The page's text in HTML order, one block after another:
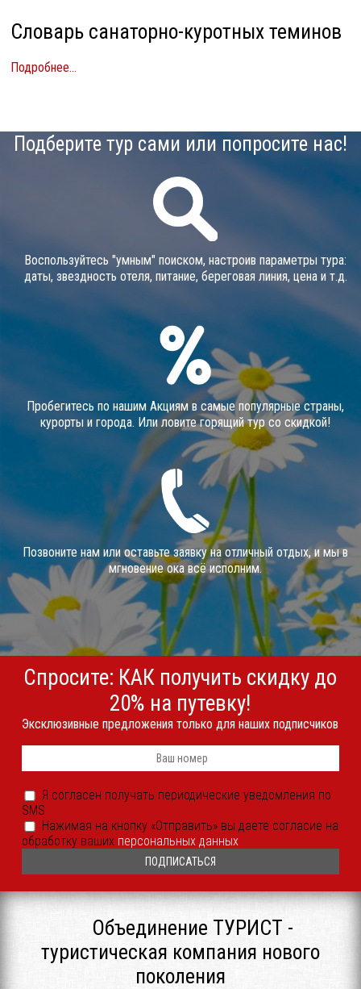
Словарь санаторно-куротных теминов
Подробнее...
Подберите тур сами или попросите нас!
Воспользуйтесь "умным" поиском, настроив параметры тура:
даты, звездность отеля, питание, береговая линия, цена и т.д.
Пробегитесь по нашим Акциям в самые популярные страны,
курорты и города. Или ловите горящий тур со скидкой!
Позвоните нам или оставьте заявку на отличный отдых, и мы в
мгновение ока всё исполним.
Спросите: КАК получить скидку до
20% на путевку!
Эксклюзивные предложения только для наших подписчиков
*
согласен
получать
периодические
уведомления
SMS
иным
способом
*
Я согласен получать периодические уведомления по
SMS
Согласие
на
обработку
*
Нажимая на кнопку «Отправить» вы даете согласие на
обработку ваших персональных данных
Объединение ТУРИСТ -
туристическая компания нового
поколения